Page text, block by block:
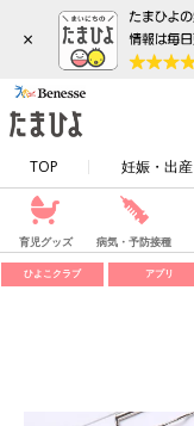
×
TOP 妊娠・出産
育児グッズ 病気・予防接種
ひよこクラブ アプリ